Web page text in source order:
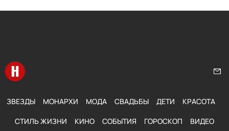
Перейти на главную
ЗВЕЗДЫ МОНАРХИ МОДА СВАДЬБЫ ДЕТИ КРАСОТА
СТИЛЬ ЖИЗНИ КИНО СОБЫТИЯ ГОРОСКОП ВИДЕО